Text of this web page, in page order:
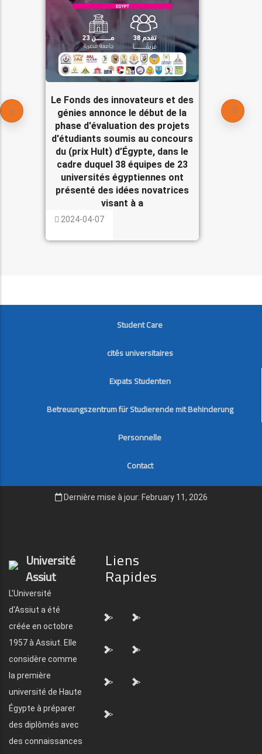
Le Fonds des innovateurs et des
génies annonce le début de la
phase d'évaluation des projets
d'étudiants soumis au concours
du (prix Hult) d’Égypte, dans le
cadre duquel 38 équipes de 23
universités égyptiennes ont
présenté des idées novatrices
visant à a
2024-04-07
FOOTER
Student Care
cités universitaires
Expats Studenten
Betreuungszentrum für Studierende mit Behinderung
Personnelle
Contact
Dernière mise à jour: February 11, 2026
Université
Assiut
L'Université
d'Assiut a été
créée en octobre
1957 à Assiut. Elle
considère comme
la première
université de Haute
Égypte à préparer
des diplômés avec
des connaissances
Liens
Rapides
"> ">
"> ">
"> ">
">